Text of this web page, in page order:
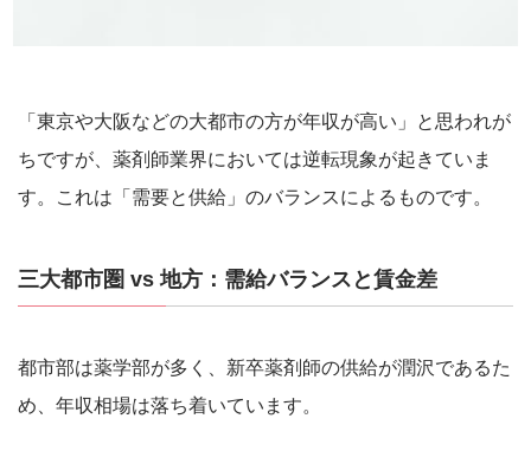
「東京や大阪などの大都市の方が年収が高い」と思われが
ちですが、薬剤師業界においては逆転現象が起きていま
す。これは「需要と供給」のバランスによるものです。
三大都市圏 vs 地方：需給バランスと賃金差
都市部は薬学部が多く、新卒薬剤師の供給が潤沢であるた
め、年収相場は落ち着いています。